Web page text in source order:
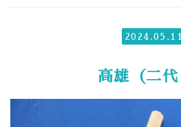
2024.05.11
高雄（二代